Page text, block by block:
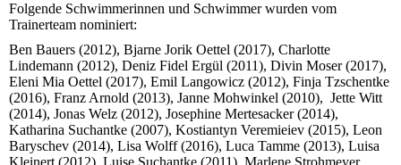
Folgende Schwimmerinnen und Schwimmer wurden vom
Trainerteam nominiert:
Ben Bauers (2012), Bjarne Jorik Oettel (2017), Charlotte
Lindemann (2012), Deniz Fidel Ergül (2011), Divin Moser (2017),
Eleni Mia Oettel (2017), Emil Langowicz (2012), Finja Tzschentke
(2016), Franz Arnold (2013), Janne Mohwinkel (2010), Jette Witt
(2014), Jonas Welz (2012), Josephine Mertesacker (2014),
Katharina Suchantke (2007), Kostiantyn Veremieiev (2015), Leon
Baryschev (2014), Lisa Wolff (2016), Luca Tamme (2013), Luisa
Kleinert (2012), Luise Suchantke (2011), Marlene Strohmeyer